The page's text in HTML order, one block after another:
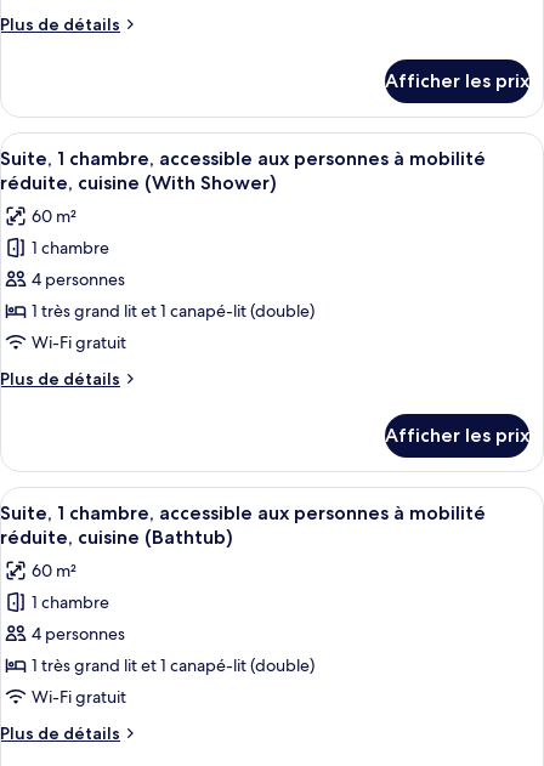
chambre :
chambre,
cuisine
Plus de détails
Plus
Suite,
chambre,
cuisine
Afficher les prix
Afficher
toutes
les
photos
pour
ce
type
de
chambre :
Suite,
chambre,
accessible
aux
personnes
à
mobilité
réduite,
cuisine
(With
Shower)
Un salon moderne avec un canapé
8
Suite, 1 chambre, accessible aux personnes à mobilité
réduite, cuisine (With Shower)
60 m²
1 chambre
4 personnes
1 très grand lit et 1 canapé-lit (double)
Wi-Fi gratuit
Plus de détails
Plus
Suite,
chambre,
accessible
personnes
à
mobilité
réduite,
cuisine
Shower)
Afficher les prix
Afficher
toutes
les
photos
pour
ce
type
de
chambre :
Suite,
Une chambre d’hôtel comprenant
7
Suite, 1 chambre, accessible aux personnes à mobilité
réduite, cuisine (Bathtub)
60 m²
1 chambre
4 personnes
1 très grand lit et 1 canapé-lit (double)
Wi-Fi gratuit
Plus de détails
Plus